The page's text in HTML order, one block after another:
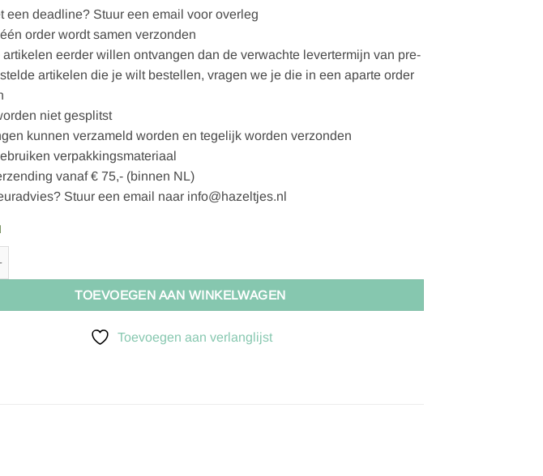
een deadline? Stuur een email voor overleg
order wordt samen verzonden
eerder willen ontvangen dan de verwachte levertermijn van pre-
artikelen die je wilt bestellen, vragen we je die in een aparte order
niet gesplitst
kunnen verzameld worden en tegelijk worden verzonden
verpakkingsmateriaal
vanaf € 75,- (binnen NL)
Stuur een email naar info@hazeltjes.nl
Bio-Baumwollfleece china blue (GOTS) aantal
TOEVOEGEN AAN WINKELWAGEN
Toevoegen aan verlanglijst